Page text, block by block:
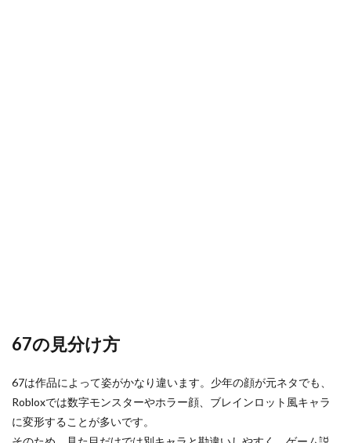
67の見分け方
67は作品によって姿がかなり違います。少年の顔が元ネタでも、
Robloxでは数字モンスターやホラー顔、ブレインロット風キャラ
に変形することが多いです。